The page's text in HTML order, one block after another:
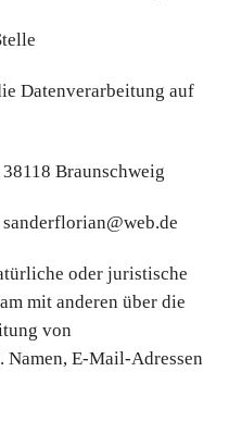
Datenverarbeitung auf
Braunschweig
oder juristische
mit anderen über die
von
Namen, E-Mail-Adressen